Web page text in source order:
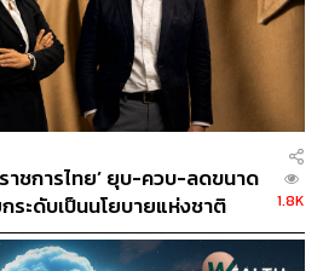
าชการไทย’ ยุบ-ควบ-ลดขนาด
ะดับเป็นนโยบายแห่งชาติ
1.8K